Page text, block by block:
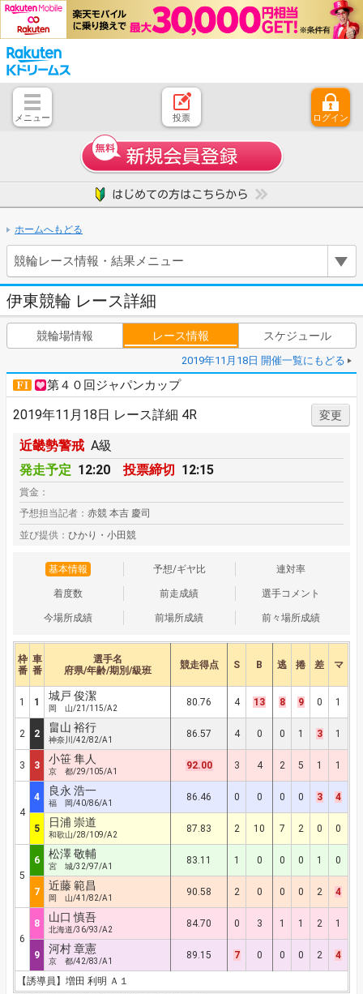
メニュー 投票 ログイン
はじめての方へ
競輪レース情報・結果
レース開催スケジュール
注目開催レース
キャンペーン一覧
ご意見、ご要望 とじる
ホームへもどる
競輪レース情報・結果メニュー
伊東競輪 レース詳細
競輪場情報 レース情報 スケジュール
2019年11月18日 開催一覧にもどる
第４０回ジャパンカップ
2019年11月18日 レース詳細 4R 変更
近畿勢警戒 A級
発走予定 12:20 投票締切 12:15
賞金：
予想担当記者： 赤競 本吉 慶司
並び提供： ひかり・小田競
基本情報 予想/ギヤ比 連対率
着度数 前走成績 選手コメント
今場所成績 前場所成績 前々場所成績
枠
番
車
番
選手名
府県/年齢/期別/級班
競走得点 S B 逃 捲 差 マ
1 1 城戸 俊潔
岡 山/21/115/A2
80.76 4 13 8 9 0 1
2 2 畠山 裕行
神奈川/42/82/A1
86.57 4 0 0 1 3 1
3 3 小笹 隼人
京 都/29/105/A1
92.00 3 4 2 5 1 1
4
4 良永 浩一
福 岡/40/86/A1
86.46 0 0 0 0 3 4
5 日浦 崇道
和歌山/28/109/A2
87.83 2 10 7 2 0 0
5
6 松澤 敬輔
宮 城/32/97/A1
83.11 1 0 0 0 1 0
7 近藤 範昌
岡 山/41/82/A1
90.58 2 0 0 0 2 4
6
8 山口 慎吾
北海道/36/93/A2
84.70 0 3 1 1 2 1
9 河村 章憲
京 都/42/83/A1
89.15 7 0 0 0 2 4
【誘導員】増田 利明 Ａ１